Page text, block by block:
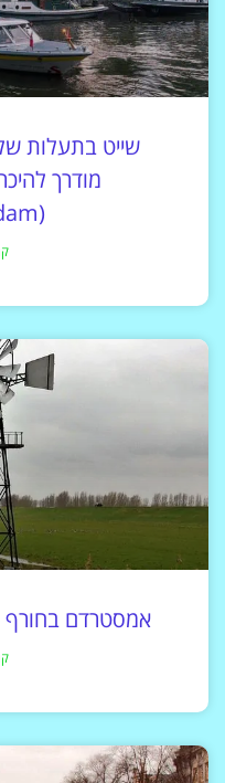
שייט בתעלות
מודרך
(Amsterdam)
אמסטרדם בחורף